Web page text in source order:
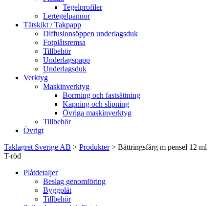
Tegelprofiler
Lertegelpannor
Tätskikt / Takpapp
Diffusionsöppen underlagsduk
Fotplåtsremsa
Tillbehör
Underlagspapp
Underlagsduk
Verktyg
Maskinverktyg
Borrning och fastsättning
Kapning och slipning
Övriga maskinverktyg
Tillbehör
Övrigt
Taklagret Sverige AB > Produkter> Bättringsfärg m pensel 12 ml
T-röd
Plåtdetaljer
Beslag genomföring
Byggplåt
Tillbehör